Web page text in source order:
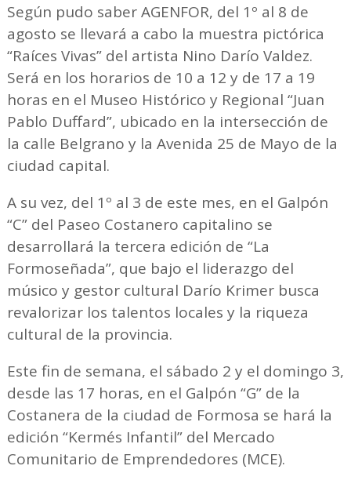
Según pudo saber AGENFOR, del 1º al 8 de
agosto se llevará a cabo la muestra pictórica
“Raíces Vivas” del artista Nino Darío Valdez.
Será en los horarios de 10 a 12 y de 17 a 19
horas en el Museo Histórico y Regional “Juan
Pablo Duffard”, ubicado en la intersección de
la calle Belgrano y la Avenida 25 de Mayo de la
ciudad capital.
A su vez, del 1º al 3 de este mes, en el Galpón
“C” del Paseo Costanero capitalino se
desarrollará la tercera edición de “La
Formoseñada”, que bajo el liderazgo del
músico y gestor cultural Darío Krimer busca
revalorizar los talentos locales y la riqueza
cultural de la provincia.
Este fin de semana, el sábado 2 y el domingo 3,
desde las 17 horas, en el Galpón “G” de la
Costanera de la ciudad de Formosa se hará la
edición “Kermés Infantil” del Mercado
Comunitario de Emprendedores (MCE).